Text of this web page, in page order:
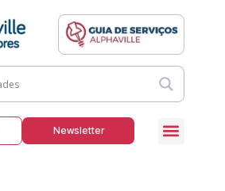
Newsletter